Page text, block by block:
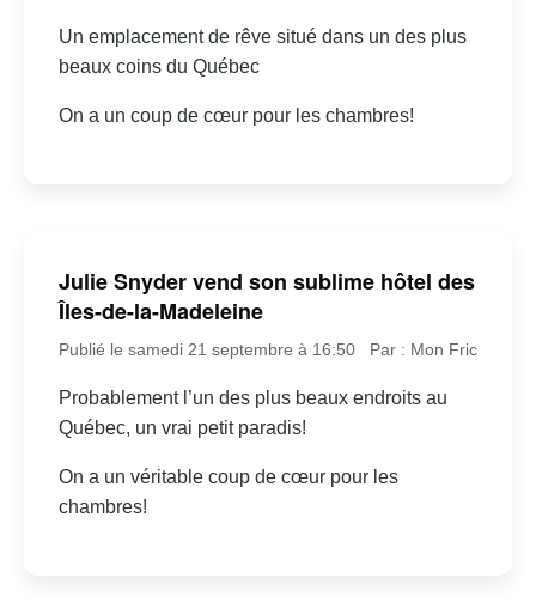
Un emplacement de rêve situé dans un des plus
beaux coins du Québec
On a un coup de cœur pour les chambres!
Julie Snyder vend son sublime hôtel des
Îles-de-la-Madeleine
Publié le samedi 21 septembre à 16:50 Par : Mon Fric
Probablement l’un des plus beaux endroits au
Québec, un vrai petit paradis!
On a un véritable coup de cœur pour les
chambres!